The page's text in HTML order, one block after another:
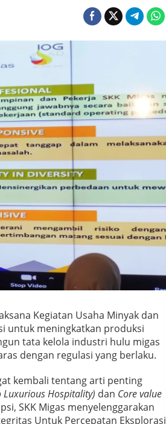
Kegiatan Usaha Minyak dan
untuk meningkatkan produksi
tata kelola industri hulu migas
dengan regulasi yang berlaku.
kembali tentang arti penting
Luxurious Hospitality) dan Core value
SKK Migas menyelenggarakan
Untuk Percepatan Eksplorasi